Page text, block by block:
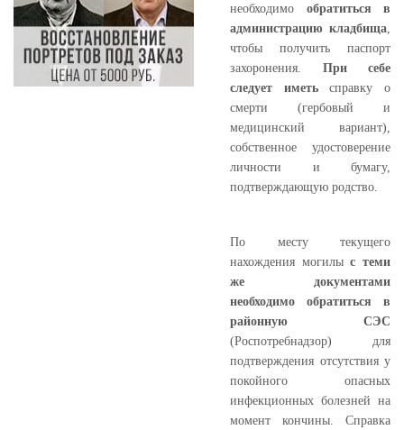
необходимо обратиться в
администрацию кладбища
чтобы получить паспорт
захоронения. При себе
следует иметьсправку о
смерти (гербовый и
медицинский вариант),
собственное удостоверение
личности и бумагу,
подтверждающую родство.
По месту текущего
нахождения могилыс теми
же документами
необходимо обратиться в
районную СЭС
(Роспотребнадзор) для
подтверждения отсутствия у
покойного опасных
инфекционных болезней на
момент кончины. Справка